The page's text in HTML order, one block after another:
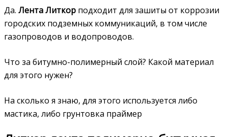
Да. Лента Литкор подходит для зашиты от коррозии
городских подземных коммуникаций, в том числе
газопроводов и водопроводов.
Что за битумно-полимерный слой? Какой материал
для этого нужен?
На сколько я знаю, для этого используется либо
мастика, либо грунтовка праймер